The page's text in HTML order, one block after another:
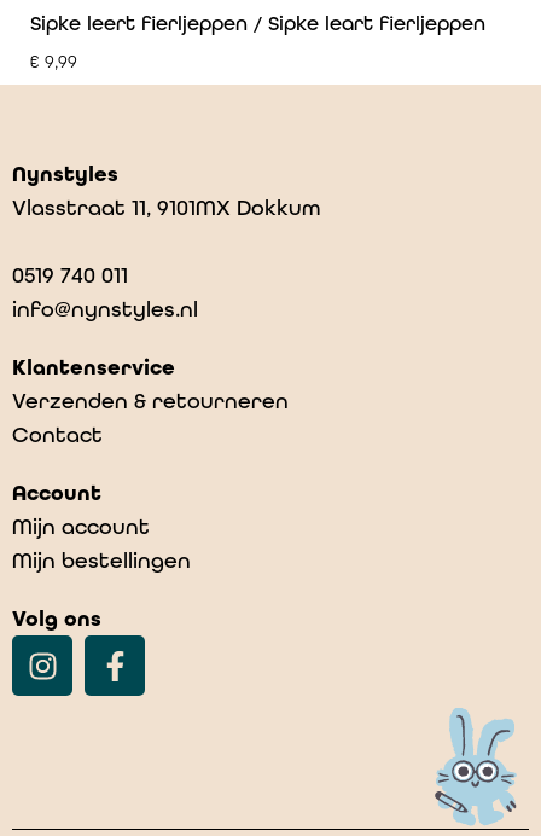
Sipke leert fierljeppen / Sipke leart fierljeppen
€ 9,99
Nynstyles
Vlasstraat 11, 9101MX Dokkum
0519 740 011
info@nynstyles.nl
Klantenservice
Verzenden & retourneren
Contact
Account
Mijn account
Mijn bestellingen
Volg ons